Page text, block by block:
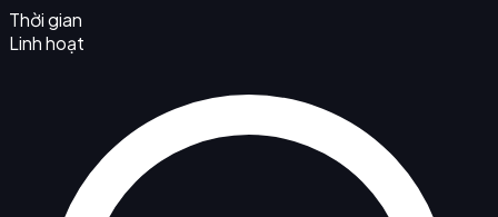
Thời gian
Linh hoạt